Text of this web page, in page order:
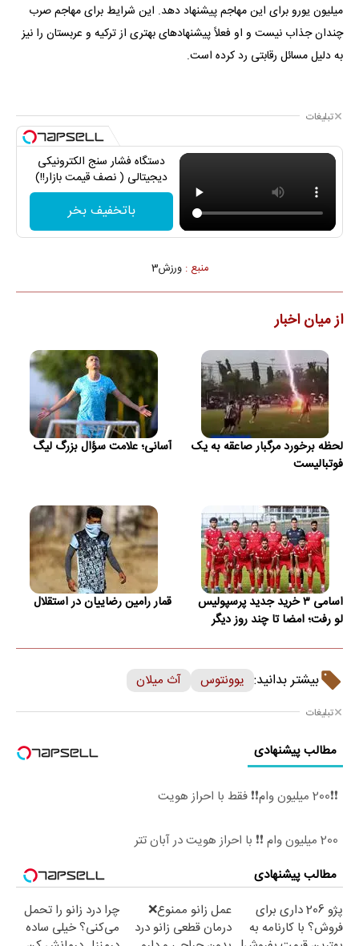
میلیون یورو برای این مهاجم پیشنهاد دهد. این شرایط برای مهاجم صرب
چندان جذاب نیست و او فعلاً پیشنهادهای بهتری از ترکیه و عربستان را نیز
به دلیل مسائل رقابتی رد کرده است.
تبلیغات
دستگاه فشار سنج الکترونیکی
دیجیتالی ( نصف قیمت بازار!!)
باتخفیف بخر
منبع :ورزش3
از میان اخبار
لحظه برخورد مرگبار صاعقه به یک
فوتبالیست
آسانی؛ علامت سؤال بزرگ لیگ
اسامی ۳ خرید جدید پرسپولیس
لو رفت؛ امضا تا چند روز دیگر
قمار رامین رضاییان در استقلال
بیشتر بدانید: یوونتوس آث میلان
تبلیغات
مطالب پیشنهادی
❗❗200 میلیون وام❗❗ فقط با احراز هویت
200 میلیون وام ❗❗ با احراز هویت در آبان تتر
مطالب پیشنهادی
پژو 206 داری برای
فروش؟ با کارنامه به
عمل زانو ممنوع❌
درمان قطعی زانو درد
چرا درد زانو را تحمل
می‌کنی؟ خیلی ساده